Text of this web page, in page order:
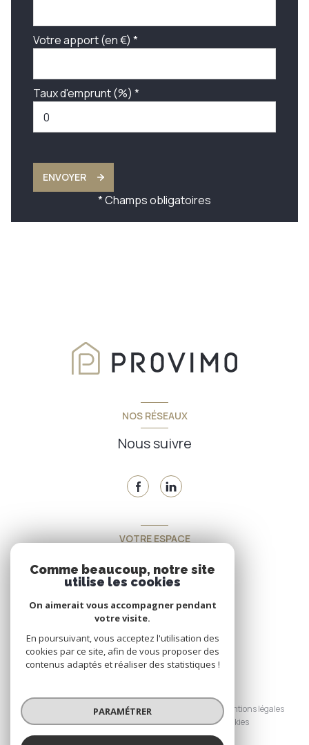
Votre apport (en €) *
Taux d'emprunt (%) *
ENVOYER
* Champs obligatoires
NOS RÉSEAUX
Nous suivre
VOTRE ESPACE
Espace propriétaire
SE CONNECTER
Nos honoraires
Nos partenaires
Mentions légales
Admin
Politique RGPD Cookies
Comme beaucoup, notre site
utilise les cookies
On aimerait vous accompagner pendant
votre visite.
En poursuivant, vous acceptez l'utilisation des
cookies par ce site, afin de vous proposer des
contenus adaptés et réaliser des statistiques !
PARAMÉTRER